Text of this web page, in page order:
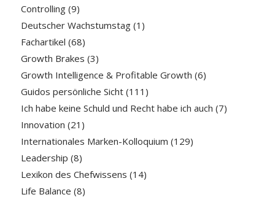
Controlling(9)
Deutscher Wachstumstag(1)
Fachartikel (68)
Growth Brakes (3)
Growth Intelligence & Profitable Growth (6)
Guidos persönliche Sicht(111)
Ich habe keine Schuld und Recht habe ich auch (7)
Innovation (21)
Internationales Marken-Kolloquium (129)
Leadership (8)
Lexikon des Chefwissens (14)
Life Balance (8)